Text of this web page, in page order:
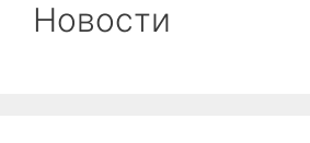
Новости